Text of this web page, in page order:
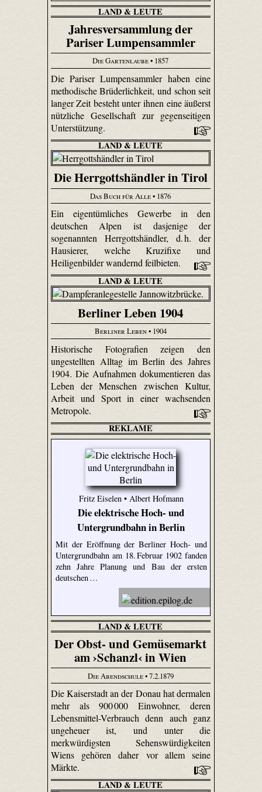
LAND & LEUTE
Jahresversammlung der
Pariser Lumpensammler
Die Gartenlaube• 1857
Die Pariser Lumpensammler haben eine
methodische Brüderlichkeit, und schon seit
langer Zeit besteht unter ihnen eine äußerst
nützliche Gesellschaft zur gegenseitigen
Unterstützung.
LAND & LEUTE
Die Herrgottshändler in Tirol
Das Buch für Alle• 1876
Ein eigentümliches Gewerbe in den
deutschen Alpen ist dasjenige der
sogenannten Herrgottshändler, d. h. der
Hausierer, welche Kruzifixe und
Heiligenbilder wandernd feilbieten.
LAND & LEUTE
Berliner Leben 1904
Berliner Leben• 1904
Historische Fotografien zeigen den
ungestellten Alltag im Berlin des Jahres
1904. Die Aufnahmen dokumentieren das
Leben der Menschen zwischen Kultur,
Arbeit und Sport in einer wachsenden
Metropole.
REKLAME
Fritz Eiselen • Albert Hofmann
Die elektrische Hoch- und
Untergrundbahn in Berlin
Mit der Eröffnung der Berliner Hoch- und
Untergrundbahn am 18. Februar 1902 fanden
zehn Jahre Planung und Bau der ersten
deutschen …
LAND & LEUTE
Der Obst- und Gemüsemarkt
am ›Schanzl‹ in Wien
Die Abendschule• 7.2.1879
Die Kaiserstadt an der Donau hat dermalen
mehr als 900 000 Einwohner, deren
Lebensmittel-Verbrauch denn auch ganz
ungeheuer ist, und unter die
merkwürdigsten Sehenswürdigkeiten
Wiens gehören daher vor allem seine
Märkte.
LAND & LEUTE